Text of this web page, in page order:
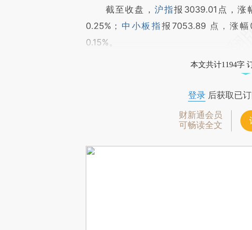
截至收盘， 沪指报3039.01点，涨
0.25%； 中小板指报7053.89 点，涨幅
0.15%。
本文共计1194字
登录后获取已
财新通会员
可畅读全文